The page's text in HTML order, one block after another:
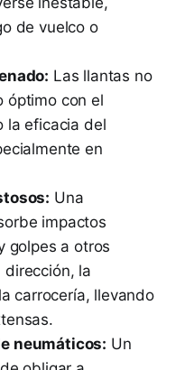
de vuelco o
Las llantas no
óptimo con el
la eficacia del
en
Una
impactos
golpes a otros
dirección, la
carrocería, llevando
neumáticos: Un